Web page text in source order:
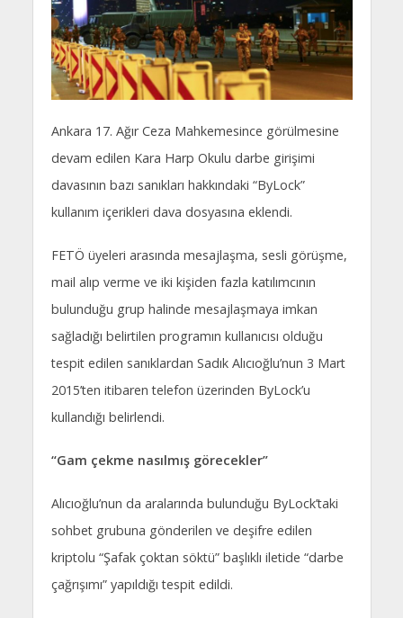
Ankara 17. Ağır Ceza Mahkemesince görülmesine
devam edilen Kara Harp Okulu darbe girişimi
davasının bazı sanıkları hakkındaki “ByLock”
kullanım içerikleri dava dosyasına eklendi.
FETÖ üyeleri arasında mesajlaşma, sesli görüşme,
mail alıp verme ve iki kişiden fazla katılımcının
bulunduğu grup halinde mesajlaşmaya imkan
sağladığı belirtilen programın kullanıcısı olduğu
tespit edilen sanıklardan Sadık Alıcıoğlu’nun 3 Mart
2015’ten itibaren telefon üzerinden ByLock’u
kullandığı belirlendi.
“Gam çekme nasılmış görecekler”
Alıcıoğlu’nun da aralarında bulunduğu ByLock’taki
sohbet grubuna gönderilen ve deşifre edilen
kriptolu “Şafak çoktan söktü” başlıklı iletide “darbe
çağrışımı” yapıldığı tespit edildi.